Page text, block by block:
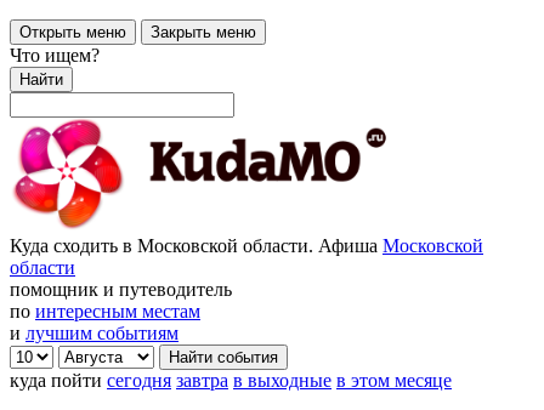
Открыть меню Закрыть меню
Что ищем?
Найти
Куда сходить в Московской области. Афиша Московской
области
помощник и путеводитель
по интересным местам
и лучшим событиям
куда пойти сегодня завтра в выходные в этом месяце